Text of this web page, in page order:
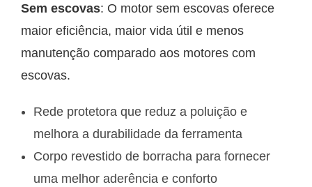
Sem escovas: O motor sem escovas oferece
maior eficiência, maior vida útil e menos
manutenção comparado aos motores com
escovas.
Rede protetora que reduz a poluição e
melhora a durabilidade da ferramenta
Corpo revestido de borracha para fornecer
uma melhor aderência e conforto